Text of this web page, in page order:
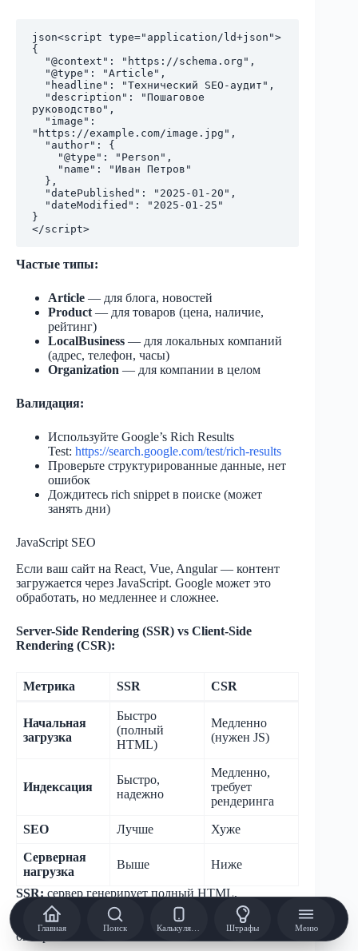
json<script type="application/ld+json">
{
руководство",
"https://example.com/image.jpg",
}
Частые типы:
Article — для блога, новостей
Product — для товаров (цена, наличие,
рейтинг)
LocalBusiness — для локальных компаний
(адрес, телефон, часы)
Organization — для компании в целом
Валидация:
Используйте Google’s Rich Results
Test: https://search.google.com/test/rich-results
Проверьте структурированные данные, нет
ошибок
Дождитесь rich snippet в поиске (может
занять дни)
JavaScript SEO
Если ваш сайт на React, Vue, Angular — контент
загружается через JavaScript. Google может это
обработать, но медленнее и сложнее.
Server-Side Rendering (SSR) vs Client-Side
Rendering (CSR):
Метрика SSR CSR
Начальная
загрузка
Быстро
(полный
HTML)
Медленно
(нужен JS)
Индексация
Быстро,
надежно
Медленно,
требует
рендеринга
SEO Лучше Хуже
Серверная
нагрузка
Выше Ниже
SSR: сервер генерирует полный HTML,
отправляет браузеру готовую страницу. Google
получает полный HTML сразу, индексирует
быстро.
Главная Поиск Штрафы Меню